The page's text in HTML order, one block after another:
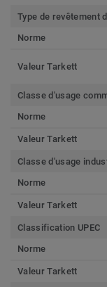
Type de revêtement
Norme
Valeur Tarkett
Classe d'usage
Norme
Valeur Tarkett
Classe d'usage
Norme
Valeur Tarkett
Classification UPEC
Norme
Valeur Tarkett